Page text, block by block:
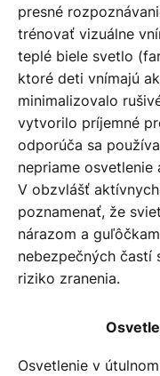
presné
trénovať vizuálne
teplé biele svetlo
ktoré deti vnímajú
minimalizovalo
vytvorilo príjemné
odporúča sa
nepriame
V obzvlášť
poznamenať, že
nárazom a
nebezpečných častí
riziko zranenia.
Osvetlenie v